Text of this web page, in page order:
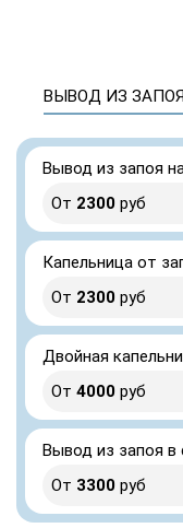
ВЫВОД ИЗ ЗАПОЯ
Вывод из запоя
От 2300 руб
Капельница от
От 2300 руб
Двойная
От 4000 руб
Вывод из запоя в
От 3300 руб